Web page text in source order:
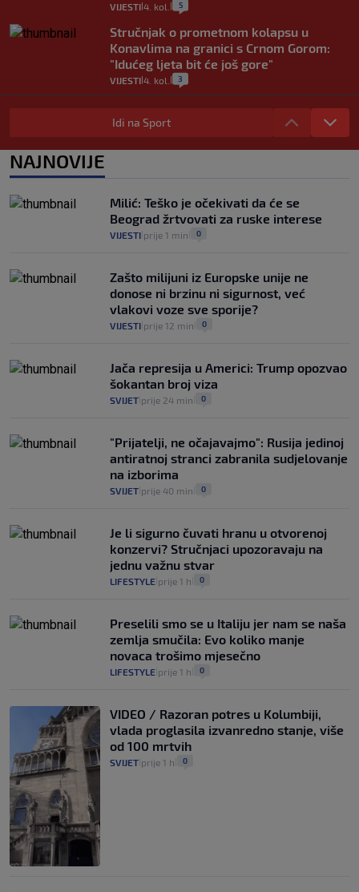
VIJESTI 4. kol. 5
Stručnjak o prometnom kolapsu u
Konavlima na granici s Crnom Gorom:
"Idućeg ljeta bit će još gore"
VIJESTI 4. kol. 3
Iz Hrvatske u Italiju može se i preko
mora. Provjerili smo brodske linije i
2
rajčica košta deset eura: "Nećete ih
vidjeti na akcijama u trgovinama"
VIJESTI 8
Idi na Sport
NAJNOVIJE
Milić: Teško je očekivati da će se
Beograd žrtvovati za ruske interese
VIJESTI prije 1 min 0
Zašto milijuni iz Europske unije ne
donose ni brzinu ni sigurnost, već
vlakovi voze sve sporije?
VIJESTI prije 12 min 0
Jača represija u Americi: Trump opozvao
šokantan broj viza
SVIJET prije 24 min 0
"Prijatelji, ne očajavajmo": Rusija jedinoj
antiratnoj stranci zabranila sudjelovanje
na izborima
SVIJET prije 40 min 0
Je li sigurno čuvati hranu u otvorenoj
konzervi? Stručnjaci upozoravaju na
jednu važnu stvar
LIFESTYLE prije 1 h 0
Preselili smo se u Italiju jer nam se naša
zemlja smučila: Evo koliko manje
novaca trošimo mjesečno
LIFESTYLE prije 1 h 0
VIDEO / Razoran potres u Kolumbiji,
vlada proglasila izvanredno stanje, više
od 100 mrtvih
SVIJET prije 1 h 0